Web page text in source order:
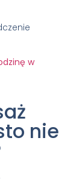
w
nie